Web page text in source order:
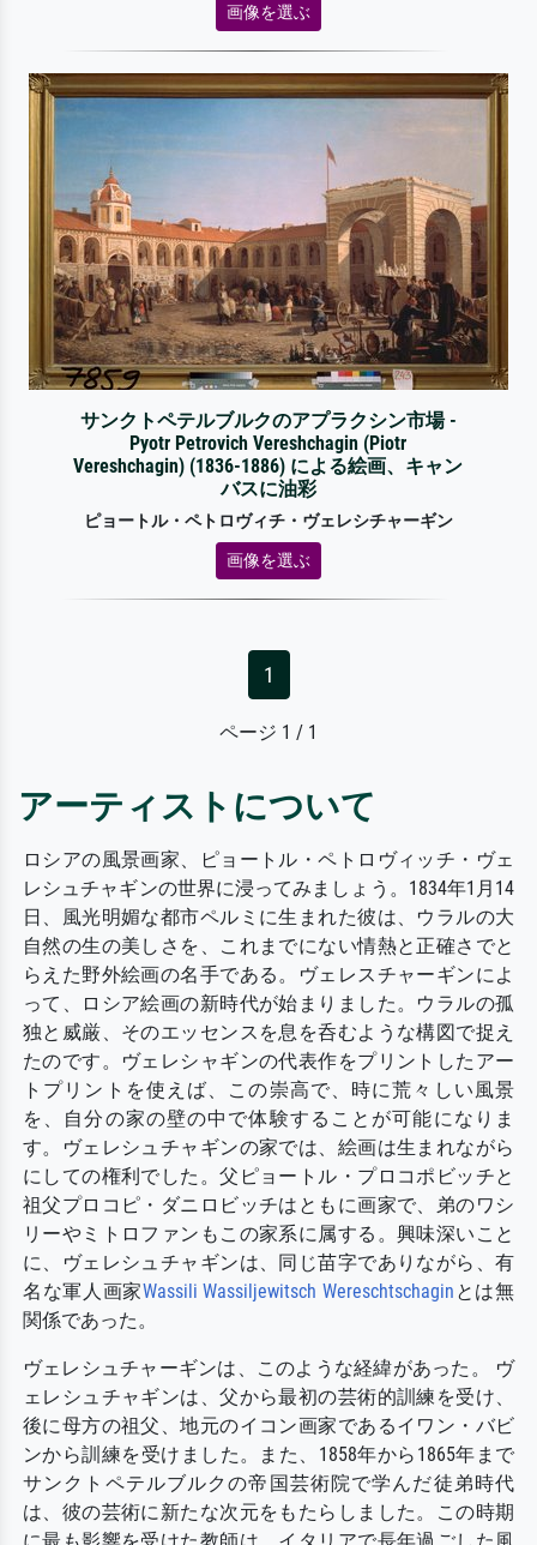
画像を選ぶ
サンクトペテルブルクのアプラクシン市場 -
Pyotr Petrovich Vereshchagin (Piotr
Vereshchagin) (1836-1886) による絵画、キャン
バスに油彩
ピョートル・ペトロヴィチ・ヴェレシチャーギン
画像を選ぶ
1
ページ 1 / 1
アーティストについて
ロシアの風景画家、ピョートル・ペトロヴィッチ・ヴェ
レシュチャギンの世界に浸ってみましょう。1834年1月14
日、風光明媚な都市ペルミに生まれた彼は、ウラルの大
自然の生の美しさを、これまでにない情熱と正確さでと
らえた野外絵画の名手である。ヴェレスチャーギンによ
って、ロシア絵画の新時代が始まりました。ウラルの孤
独と威厳、そのエッセンスを息を呑むような構図で捉え
たのです。ヴェレシャギンの代表作をプリントしたアー
トプリントを使えば、この崇高で、時に荒々しい風景
を、自分の家の壁の中で体験することが可能になりま
す。ヴェレシュチャギンの家では、絵画は生まれながら
にしての権利でした。父ピョートル・プロコポビッチと
祖父プロコピ・ダニロビッチはともに画家で、弟のワシ
リーやミトロファンもこの家系に属する。興味深いこと
に、ヴェレシュチャギンは、同じ苗字でありながら、有
名な軍人画家Wassili Wassiljewitsch Wereschtschagin とは無
関係であった。
ヴェレシュチャーギンは、このような経緯があった。 ヴ
ェレシュチャギンは、父から最初の芸術的訓練を受け、
後に母方の祖父、地元のイコン画家であるイワン・バビ
ンから訓練を受けました。また、1858年から1865年まで
サンクトペテルブルクの帝国芸術院で学んだ徒弟時代
は、彼の芸術に新たな次元をもたらしました。この時期